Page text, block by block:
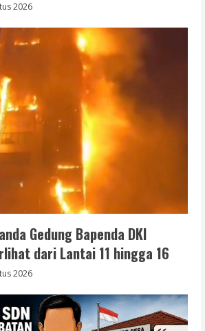
2026
Gedung Bapenda DKI
dari Lantai 11 hingga 16
2026